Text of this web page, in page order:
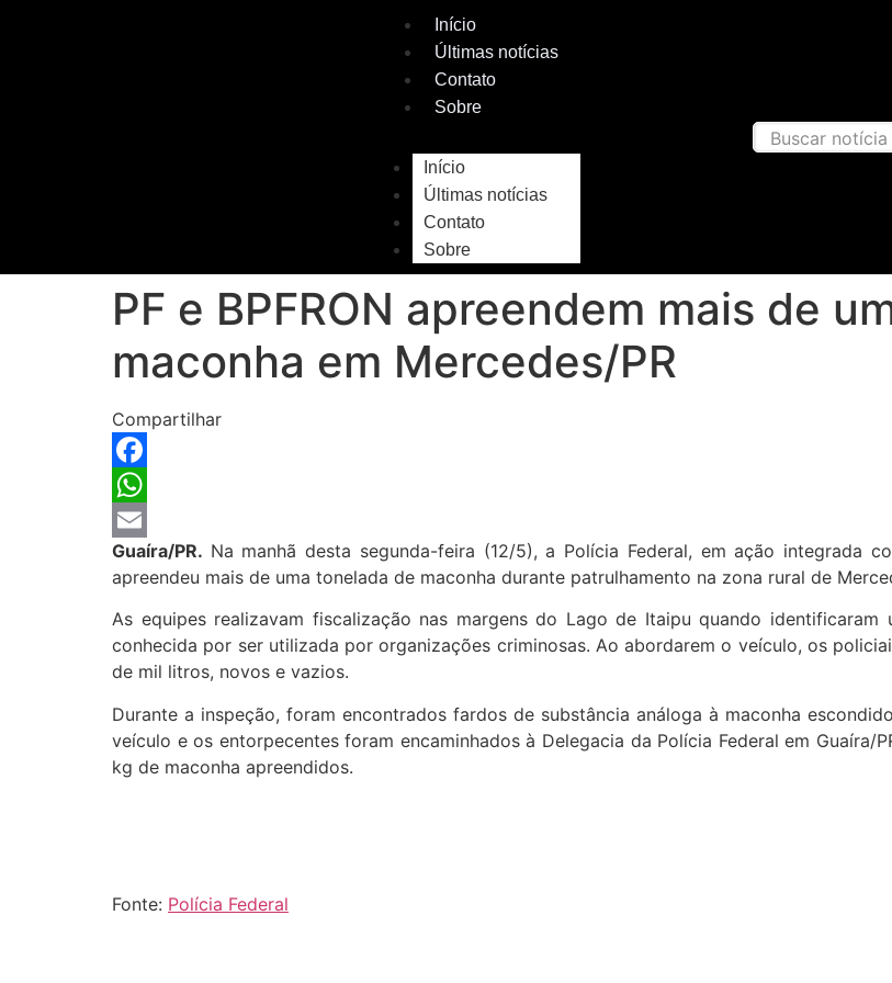
Início
Últimas notícias
Contato
Sobre
Início
Últimas notícias
Contato
Sobre
PF e BPFRON apreendem mais de
maconha em Mercedes/PR
Compartilhar
Facebook
WhatsApp
Email
Guaíra/PR. Na manhã desta segunda-feira (12/5), a Polícia Federal, em ação integrada
apreendeu mais de uma tonelada de maconha durante patrulhamento na zona rural de
As equipes realizavam fiscalização nas margens do Lago de Itaipu quando
conhecida por ser utilizada por organizações criminosas. Ao abordarem o veículo, os
de mil litros, novos e vazios.
Durante a inspeção, foram encontrados fardos de substância análoga à maconha
veículo e os entorpecentes foram encaminhados à Delegacia da Polícia Federal em
kg de maconha apreendidos.
Fonte: Polícia Federal